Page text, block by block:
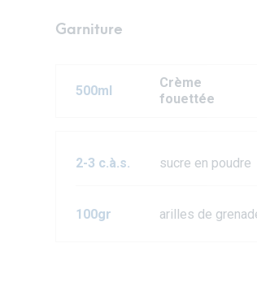
Garniture
500ml
Crème
fouettée
2-3 c.à.s. sucre en poudre
100gr arilles de